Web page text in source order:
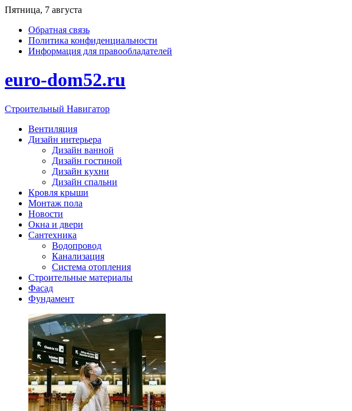
Перейти
содержимому
Пятница, 7 августа
Обратная связь
Политика конфиденциальности
Информация для правообладателей
euro-dom52.ru
Строительный Навигатор
Вентиляция
Дизайн интерьера
Дизайн ванной
Дизайн гостиной
Дизайн кухни
Дизайн спальни
Кровля крыши
Монтаж пола
Новости
Окна и двери
Сантехника
Водопровод
Канализация
Система отопления
Строительные материалы
Фасад
Фундамент